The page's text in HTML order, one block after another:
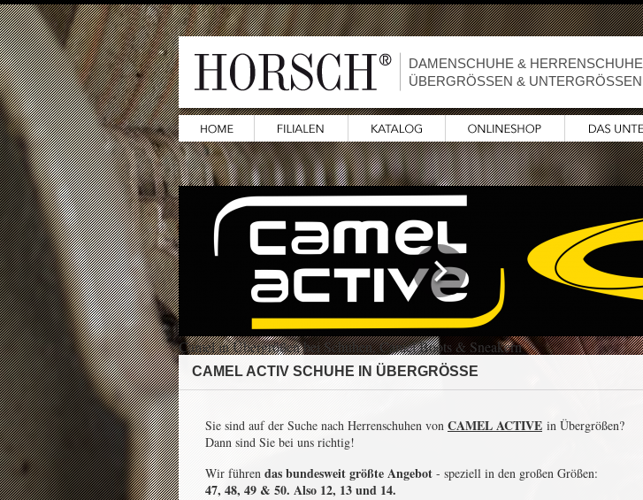
DAMENSCHUHE & HERRENSCHUHE
ÜBERGRÖSSEN & UNTERGRÖSSEN
Camel in Übergrößen bei Schuhen, Camel Boots & Sneakern
CAMEL ACTIV SCHUHE IN ÜBERGRÖSSE
Sie sind auf der Suche nach Herrenschuhen von CAMEL ACTIVE in Übergrößen?
Dann sind Sie bei uns richtig!
Wir führen das bundesweit größte Angebot - speziell in den großen Größen:
47, 48, 49 & 50. Also 12, 13 und 14.